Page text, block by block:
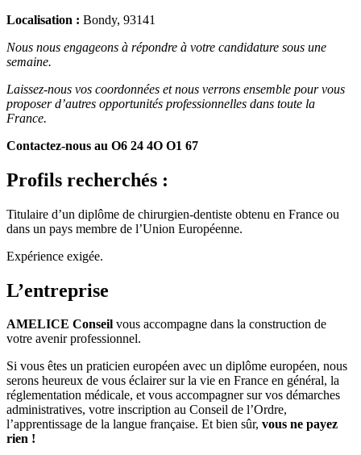
Localisation : Bondy, 93141
Nous nous engageons à répondre à votre candidature sous une
semaine.
Laissez-nous vos coordonnées et nous verrons ensemble pour vous
proposer d’autres opportunités professionnelles dans toute la
France.
Contactez-nous au O6 24 4O O1 67
Profils recherchés :
Titulaire d’un diplôme de chirurgien-dentiste obtenu en France ou
dans un pays membre de l’Union Européenne.
Expérience exigée.
L’entreprise
AMELICE Conseil vous accompagne dans la construction de
votre avenir professionnel.
Si vous êtes un praticien européen avec un diplôme européen, nous
serons heureux de vous éclairer sur la vie en France en général, la
réglementation médicale, et vous accompagner sur vos démarches
administratives, votre inscription au Conseil de l’Ordre,
l’apprentissage de la langue française. Et bien sûr, vous ne payez
rien !